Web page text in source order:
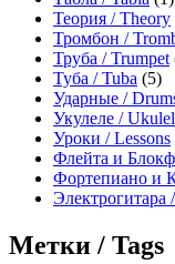
Теория / Theory
Тромбон /
Труба / Trumpet
Туба / Tuba (5)
Ударные /
Укулеле /
Уроки / Lessons
Флейта и
Фортепиано и
Электрогитара
Метки / Tags